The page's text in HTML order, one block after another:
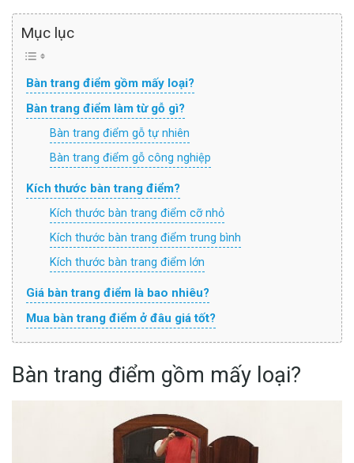
Mục lục
Bàn trang điểm gồm mấy loại?
Bàn trang điểm làm từ gỗ gì?
Bàn trang điểm gỗ tự nhiên
Bàn trang điểm gỗ công nghiệp
Kích thước bàn trang điểm?
Kích thước bàn trang điểm cỡ nhỏ
Kích thước bàn trang điểm trung bình
Kích thước bàn trang điểm lớn
Giá bàn trang điểm là bao nhiêu?
Mua bàn trang điểm ở đâu giá tốt?
Bàn trang điểm gồm mấy loại?